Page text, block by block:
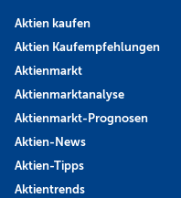
Aktien kaufen
Aktien Kaufempfehlungen
Aktienmarkt
Aktienmarktanalyse
Aktienmarkt-Prognosen
Aktien-News
Aktien-Tipps
Aktientrends